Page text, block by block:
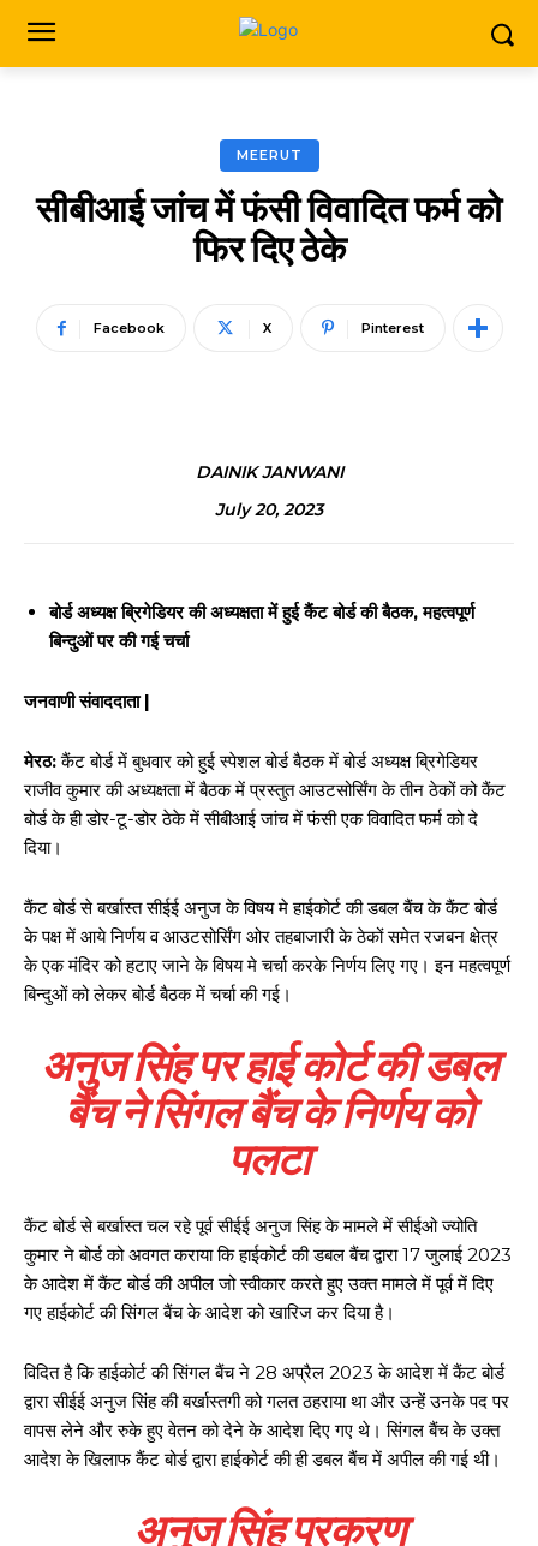
MEERUT
सीबीआई जांच में फंसी विवादित फर्म को
फिर दिए ठेके
Facebook X Pinterest
DAINIK JANWANI
July 20, 2023
बोर्ड अध्यक्ष ब्रिगेडियर की अध्यक्षता में हुई कैंट बोर्ड की बैठक, महत्वपूर्ण
बिन्दुओं पर की गई चर्चा
जनवाणी संवाददाता |
मेरठ:कैंट बोर्ड में बुधवार को हुई स्पेशल बोर्ड बैठक में बोर्ड अध्यक्ष ब्रिगेडियर
राजीव कुमार की अध्यक्षता में बैठक में प्रस्तुत आउटसोर्सिंग के तीन ठेकों को कैंट
बोर्ड के ही डोर-टू-डोर ठेके में सीबीआई जांच में फंसी एक विवादित फर्म को दे
दिया।
कैंट बोर्ड से बर्खास्त सीईई अनुज के विषय मे हाईकोर्ट की डबल बैंच के कैंट बोर्ड
के पक्ष में आये निर्णय व आउटसोर्सिंग ओर तहबाजारी के ठेकों समेत रजबन क्षेत्र
के एक मंदिर को हटाए जाने के विषय मे चर्चा करके निर्णय लिए गए। इन महत्वपूर्ण
बिन्दुओं को लेकर बोर्ड बैठक में चर्चा की गई।
अनुज सिंह पर हाई कोर्ट की डबल
बैंच ने सिंगल बैंच के निर्णय को
पलटा
कैंट बोर्ड से बर्खास्त चल रहे पूर्व सीईई अनुज सिंह के मामले में सीईओ ज्योति
कुमार ने बोर्ड को अवगत कराया कि हाईकोर्ट की डबल बैंच द्वारा 17 जुलाई 2023
के आदेश में कैंट बोर्ड की अपील जो स्वीकार करते हुए उक्त मामले में पूर्व में दिए
गए हाईकोर्ट की सिंगल बैंच के आदेश को खारिज कर दिया है।
विदित है कि हाईकोर्ट की सिंगल बैंच ने 28 अप्रैल 2023 के आदेश में कैंट बोर्ड
द्वारा सीईई अनुज सिंह की बर्खास्तगी को गलत ठहराया था और उन्हें उनके पद पर
वापस लेने और रुके हुए वेतन को देने के आदेश दिए गए थे। सिंगल बैंच के उक्त
आदेश के खिलाफ कैंट बोर्ड द्वारा हाईकोर्ट की ही डबल बैंच में अपील की गई थी।
अनुज सिंह प्रकरण